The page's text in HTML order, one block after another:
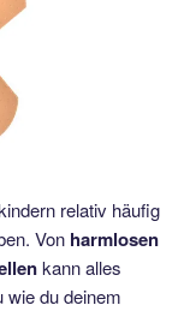
relativ häufig
Von harmlosen
kann alles
wie du deinem